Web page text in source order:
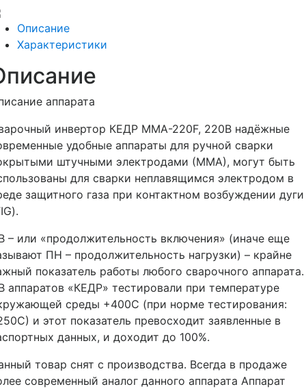
Описание
Характеристики
аппарата
инвертор КЕДР MMA-220F, 220В надёжные
удобные аппараты для ручной сварки
штучными электродами (ММА), могут быть
для сварки неплавящимся электродом в
защитного газа при контактном возбуждении дуги
– или «продолжительность включения» (иначе еще
ПН – продолжительность нагрузки) – крайне
показатель работы любого сварочного аппарата.
аппаратов «КЕДР» тестировали при температуре
среды +400С (при норме тестирования:
и этот показатель превосходит заявленные в
данных, и доходит до 100%.
товар снят с производства. Всегда в продаже
современный аналог данного аппарата Аппарат